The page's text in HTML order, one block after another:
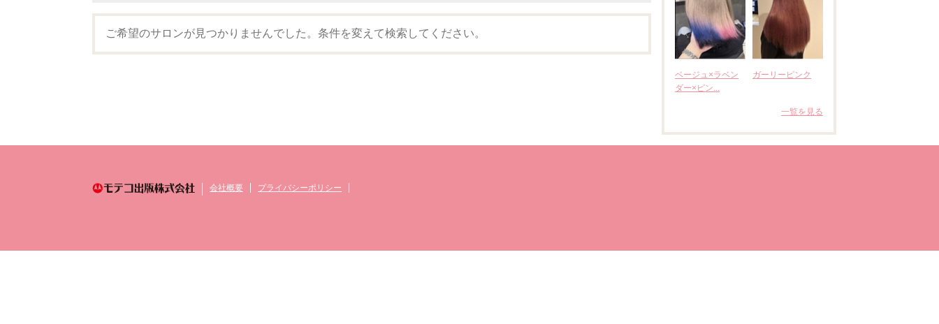
ご希望のサロンが見つかりませんでした。条件を変えて検索してください。
ベージュ×ラベン
ダー×ピン...
ガーリーピンク
一覧を見る
会社概要 プライバシーポリシー